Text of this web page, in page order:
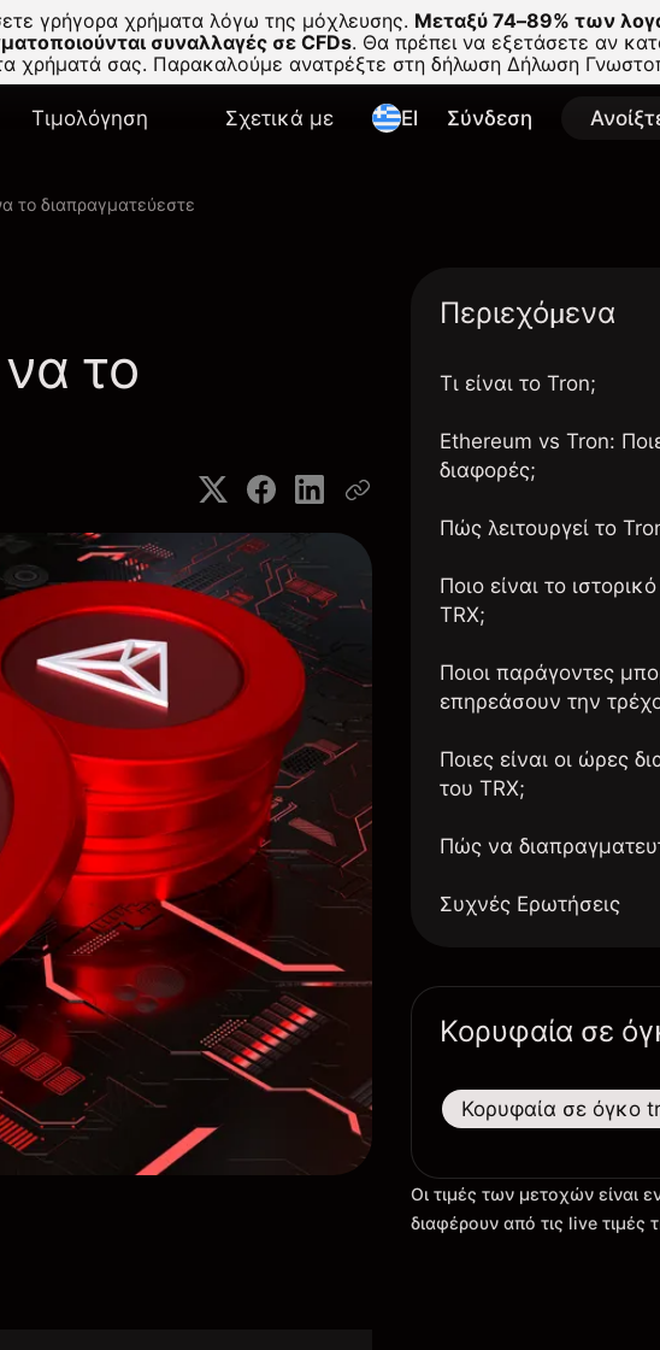
γρήγορα χρήματα λόγω της μόχλευσης. Μεταξύ 74–89% των
συναλλαγές σε CFDs. Θα πρέπει να εξετάσετε αν
χρήματά σας. Παρακαλούμε ανατρέξτε στη δήλωση Δήλωση
Τιμολόγηση Σχετικά με El Σύνδεση
το διαπραγματεύεστε
το
Περιεχόμενα
Τι είναι το Tron;
Ethereum vs Tron:
διαφορές;
Πώς λειτουργεί το
Ποιο είναι το
TRX;
Ποιοι παράγοντες
επηρεάσουν την
Ποιες είναι οι ώρες
του TRX;
Πώς να
Συχνές Ερωτήσεις
Κορυφαία σε
Κορυφαία σε όγκο
Οι τιμές των μετοχών είναι
διαφέρουν από τις live τιμές